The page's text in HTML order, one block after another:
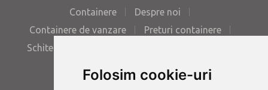
Folosim cookie-uri
Containere
Despre noi
Containere de vanzare
Preturi containere
Schite containere